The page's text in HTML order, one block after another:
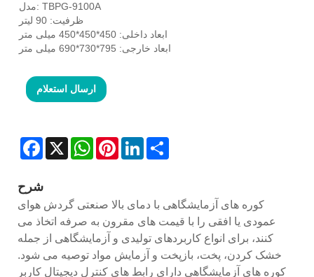
مدل: TBPG-9100A
ظرفیت: 90 لیتر
ابعاد داخلی: 450*450*450 میلی متر
ابعاد خارجی: 795*730*690 میلی متر
ارسال استعلام
Facebook
X WhatsAppPinterestLinkedIn
شرح
کوره های آزمایشگاهی با دمای بالا صنعتی گردش هوای
عمودی یا افقی را با قیمت های مقرون به صرفه اتخاذ می
کنند، برای انواع کاربردهای تولیدی و آزمایشگاهی از جمله
خشک کردن، پخت، بازپخت و آزمایش مواد توصیه می شود.
کوره های آزمایشگاهی دارای رابط های کنترل دیجیتال کاربر